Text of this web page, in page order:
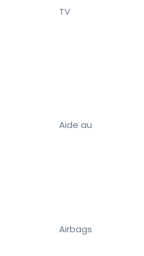
TV
Aide au
Airbags